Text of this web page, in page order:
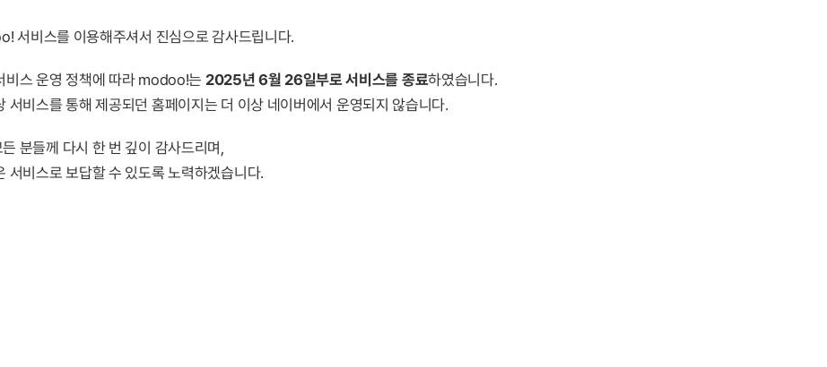
서비스를 이용해주셔서 진심으로 감사드립니다.
비스 운영 정책에 따라 modoo!는 2025년 6월 26일부로 서비스를 종료하였습니다.
서비스를 통해 제공되던 홈페이지는 더 이상 네이버에서 운영되지 않습니다.
분들께 다시 한 번 깊이 감사드리며,
서비스로 보답할 수 있도록 노력하겠습니다.